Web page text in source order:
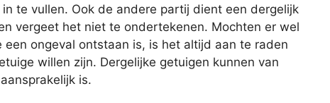
te vullen. Ook de andere partij dient een dergelijk
vergeet het niet te ondertekenen. Mochten er wel
ongeval ontstaan is, is het altijd aan te raden
willen zijn. Dergelijke getuigen kunnen van
is.